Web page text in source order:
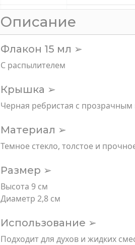
Описание
Флакон 15 мл ➢
С распылителем
Крышка ➢
Черная ребристая с прозрачным
Материал ➢
Темное стекло, толстое и
Размер ➢
Высота 9 см
Диаметр 2,8 см
Использование ➢
Подходит для духов и жидких